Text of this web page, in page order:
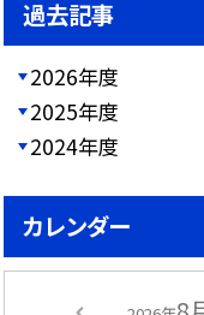
過去記事
2026年度
2025年度
2024年度
カレンダー